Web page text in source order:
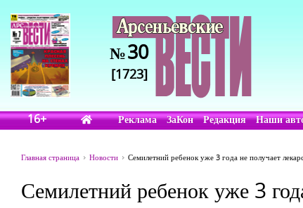
№30
[1723]
16+ Реклама ЗаКон Редакция Наши
Главная страница Новости Семилетний ребенок уже 3 года не получает
Семилетний ребенок уже 3